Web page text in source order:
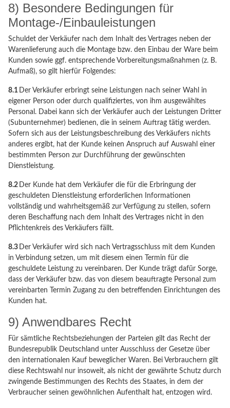
8) Besondere Bedingungen für
Montage-/Einbauleistungen
Schuldet der Verkäufer nach dem Inhalt des Vertrages neben der
Warenlieferung auch die Montage bzw. den Einbau der Ware beim
Kunden sowie ggf. entsprechende Vorbereitungsmaßnahmen (z. B.
Aufmaß), so gilt hierfür Folgendes:
8.1 Der Verkäufer erbringt seine Leistungen nach seiner Wahl in
eigener Person oder durch qualifiziertes, von ihm ausgewähltes
Personal. Dabei kann sich der Verkäufer auch der Leistungen Dritter
(Subunternehmer) bedienen, die in seinem Auftrag tätig werden.
Sofern sich aus der Leistungsbeschreibung des Verkäufers nichts
anderes ergibt, hat der Kunde keinen Anspruch auf Auswahl einer
bestimmten Person zur Durchführung der gewünschten
Dienstleistung.
8.2 Der Kunde hat dem Verkäufer die für die Erbringung der
geschuldeten Dienstleistung erforderlichen Informationen
vollständig und wahrheitsgemäß zur Verfügung zu stellen, sofern
deren Beschaffung nach dem Inhalt des Vertrages nicht in den
Pflichtenkreis des Verkäufers fällt.
8.3 Der Verkäufer wird sich nach Vertragsschluss mit dem Kunden
in Verbindung setzen, um mit diesem einen Termin für die
geschuldete Leistung zu vereinbaren. Der Kunde trägt dafür Sorge,
dass der Verkäufer bzw. das von diesem beauftragte Personal zum
vereinbarten Termin Zugang zu den betreffenden Einrichtungen des
Kunden hat.
9) Anwendbares Recht
Für sämtliche Rechtsbeziehungen der Parteien gilt das Recht der
Bundesrepublik Deutschland unter Ausschluss der Gesetze über
den internationalen Kauf beweglicher Waren. Bei Verbrauchern gilt
diese Rechtswahl nur insoweit, als nicht der gewährte Schutz durch
zwingende Bestimmungen des Rechts des Staates, in dem der
Verbraucher seinen gewöhnlichen Aufenthalt hat, entzogen wird.